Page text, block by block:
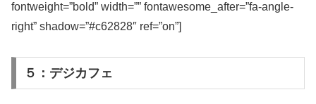
fontweight=”bold” width=”” fontawesome_after=”fa-angle-
right” shadow=”#c62828″ ref=”on”]
５：デジカフェ